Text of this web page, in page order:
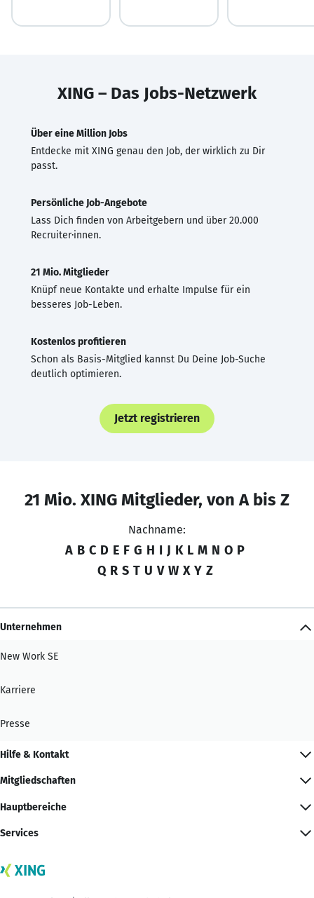
XING – Das Jobs-Netzwerk
Über eine Million Jobs
Entdecke mit XING genau den Job, der wirklich zu Dir
passt.
Persönliche Job-Angebote
Lass Dich finden von Arbeitgebern und über 20.000
Recruiter·innen.
21 Mio. Mitglieder
Knüpf neue Kontakte und erhalte Impulse für ein
besseres Job-Leben.
Kostenlos profitieren
Schon als Basis-Mitglied kannst Du Deine Job-Suche
deutlich optimieren.
Jetzt registrieren
21 Mio. XING Mitglieder, von A bis Z
Nachname:
A B C D E F G H I J K L M N O P
Q R S T U V W X Y Z
Unternehmen
New Work SE
Karriere
Presse
Hilfe & Kontakt
Mitgliedschaften
Hauptbereiche
Services